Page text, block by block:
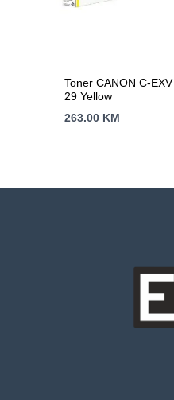
Toner CANON C-EXV
29 Yellow
263.00 KM